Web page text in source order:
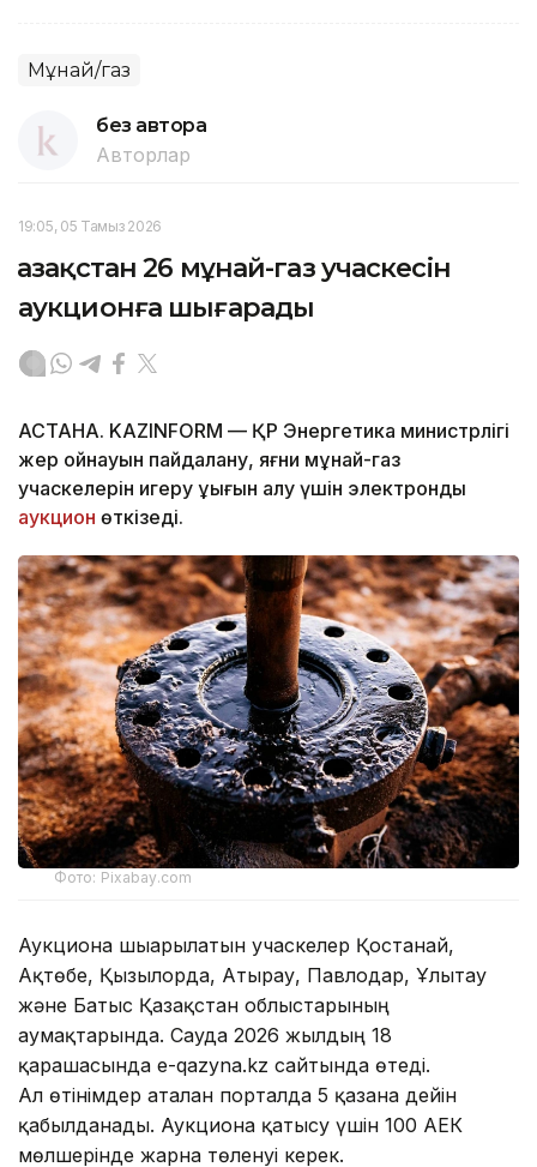
Мұнай/газ
без автора
Авторлар
19:05, 05 Тамыз 2026
Қазақстан 26 мұнай-газ учаскесін
аукционға шығарады
АСТАНА. KAZINFORM — ҚР Энергетика министрлігі
жер қойнауын пайдалану, яғни мұнай-газ
учаскелерін игеру құқығын алу үшін электрондық
аукцион өткізеді.
Фото: Pixabay.com
Аукционға шығарылатын учаскелер Қостанай,
Ақтөбе, Қызылорда, Атырау, Павлодар, Ұлытау
және Батыс Қазақстан облыстарының
аумақтарында. Сауда 2026 жылдың 18
қарашасында e-qazyna.kz сайтында өтеді.
Ал өтінімдер аталған порталда 5 қазанға дейін
қабылданады. Аукционға қатысу үшін 100 АЕК
мөлшерінде жарна төленуі керек.